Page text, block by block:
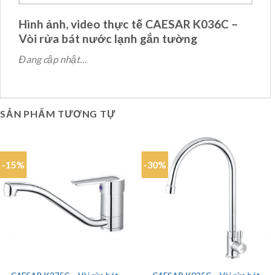
Hình ảnh, video thực tế CAESAR K036C –
Vòi rửa bát nước lạnh gắn tường
Đang cập nhật…
SẢN PHẨM TƯƠNG TỰ
-15% -30%